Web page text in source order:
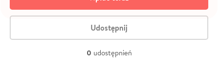
Udostępnij
0 udostępnień